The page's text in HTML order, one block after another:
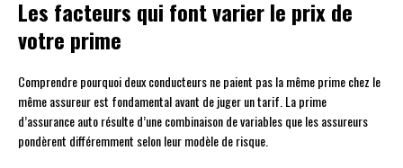
Les facteurs qui font varier le prix de
votre prime
Comprendre pourquoi deux conducteurs ne paient pas la même prime chez le
même assureur est fondamental avant de juger un tarif. La prime
d’assurance auto résulte d’une combinaison de variables que les assureurs
pondèrent différemment selon leur modèle de risque.